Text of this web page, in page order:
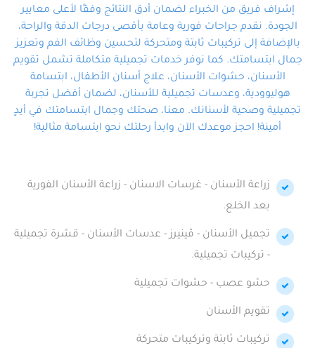
احترافية ودقة.
إشراف فريق من الخبراء لضمان أدق النتائج وفقًا لأعلى معايير
الجودة. نقدم جراحات فورية وعامة بأقصى درجات الدقة والراحة،
بالإضافة إلى تركيبات ثابتة ومتحركة لتحسين وظائف الفم وتعزيز
جمال ابتسامتك. كما نوفر خدمات تجميلية متكاملة تشمل تقويم
الأسنان، حشوات الأسنان، علاج أسنان الأطفال، ابتسامة
هوليوودية، وعدسات تجميلية للأسنان، لضمان أفضل تجربة
تجميلية وصحية لأسنانك. معنا، صحتك وجمال ابتسامتك في أيدٍ
أمينة! احجز موعدك الآن وابدأ رحلتك نحو ابتسامة مثالية!
زراعة الأسنان - غرسات الاسنان - زراعة الأسنان الفورية
بعد الخلع.
تجميل الأسنان - ڤينيرز - عدسات الأسنان - قشرة تجميلية
- تركيبات تجميلية.
حشو عصب - حشوات تجميلية
تقويم الأسنان
تركيبات ثابتة وتركيبات متحركة